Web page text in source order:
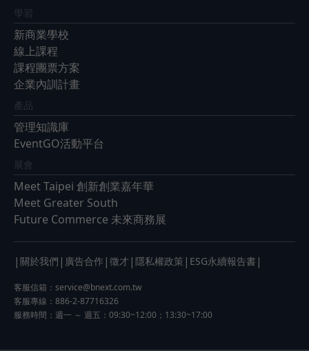
學習
新商業學校
線上課程
課程團票方案
企業內訓計畫
產品
管理知識庫
EventGO活動平台
展會
Meet Taipei 創新創業嘉年華
Meet Greater South
Future Commerce 未來商務展
| 關於我們 | 廣告合作 | 徵才 | 隱私權政策 | ESG永續報告書 |
客服信箱： service@bnext.com.tw
客服專線：886-2-87716326
服務時間：週一 ～ 週五：09:30~12:00；13:30~17:00